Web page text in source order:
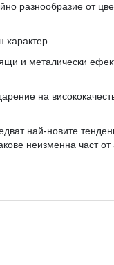
разнообразие от
характер.
и металически
на
най-новите
неизменна част